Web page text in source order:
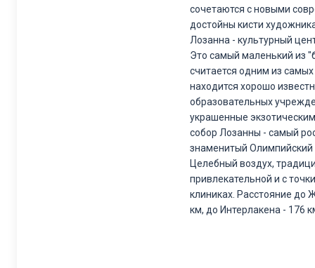
сочетаются с новыми
достойны кисти
Лозанна - культурный
Это самый маленький из
считается одним из
находится хорошо
образовательных
украшенные
собор Лозанны - самый
знаменитый Олимпийский
Целебный воздух,
привлекательной и с
клиниках. Расстояние до
км, до Интерлакена - 176